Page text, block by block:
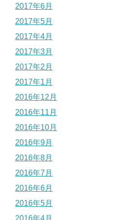
2017年6月
2017年5月
2017年4月
2017年3月
2017年2月
2017年1月
2016年12月
2016年11月
2016年10月
2016年9月
2016年8月
2016年7月
2016年6月
2016年5月
2016年4月